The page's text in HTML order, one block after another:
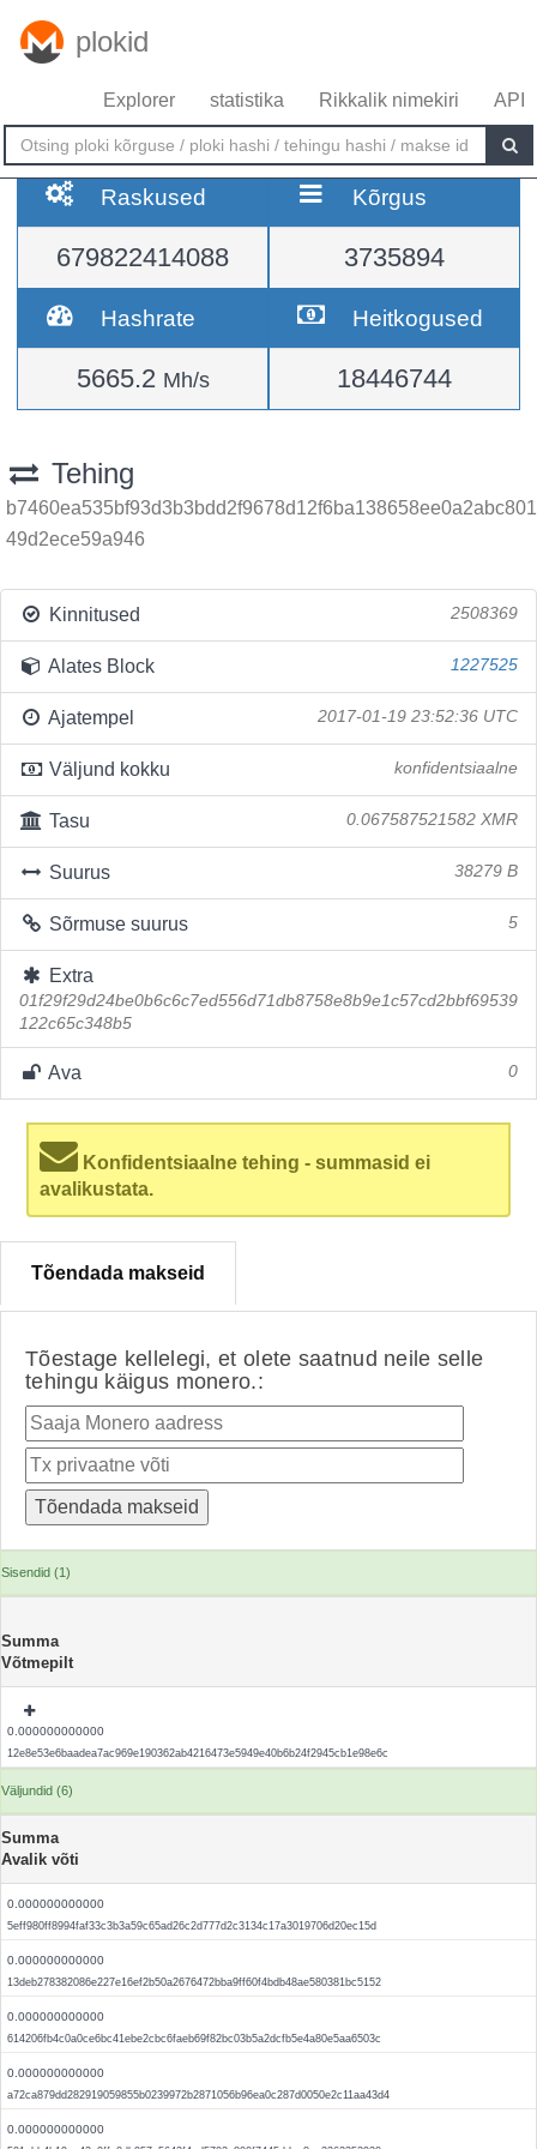
plokid
Explorer statistika Rikkalik nimekiri API
Raskused
679822414088
Kõrgus
3735894
Hashrate
5665.2 Mh/s
Heitkogused
18446744
Tehing
b7460ea535bf93d3b3bdd2f9678d12f6ba138658ee0a2abc801
49d2ece59a946
Kinnitused 2508369
Alates Block 1227525
Ajatempel 2017-01-19 23:52:36 UTC
Väljund kokku konfidentsiaalne
Tasu 0.067587521582 XMR
Suurus 38279 B
Sõrmuse suurus 5
Extra
01f29f29d24be0b6c6c7ed556d71db8758e8b9e1c57cd2bbf69539
122c65c348b5
Ava 0
Konfidentsiaalne tehing - summasid ei
avalikustata.
Tõendada makseid
Tõestage kellelegi, et olete saatnud neile selle
tehingu käigus monero.:
Sisendid (1)
Summa
Võtmepilt
0.000000000000
12e8e53e6baadea7ac969e190362ab4216473e5949e40b6b24f2945cb1e98e6c
Väljundid (6)
Summa
Avalik võti
0.000000000000
5eff980ff8994faf33c3b3a59c65ad26c2d777d2c3134c17a3019706d20ec15d
0.000000000000
13deb278382086e227e16ef2b50a2676472bba9ff60f4bdb48ae580381bc5152
0.000000000000
614206fb4c0a0ce6bc41ebe2cbc6faeb69f82bc03b5a2dcfb5e4a80e5aa6503c
0.000000000000
a72ca879dd282919059855b0239972b2871056b96ea0c287d0050e2c11aa43d4
0.000000000000